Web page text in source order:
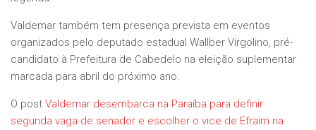
Valdemar também tem presença prevista em eventos
organizados pelo deputado estadual Wallber Virgolino, pré-
candidato à Prefeitura de Cabedelo na eleição suplementar
marcada para abril do próximo ano.
O post Valdemar desembarca na Paraíba para definir
segunda vaga de senador e escolher o vice de Efraim na